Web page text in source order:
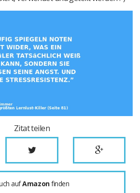
Zitat teilen
aufAmazonfinden